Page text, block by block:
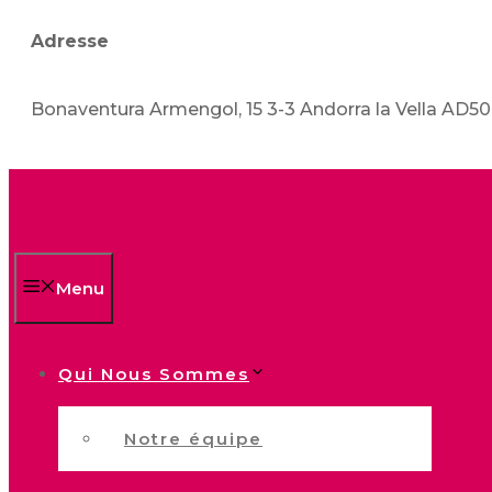
Adresse
Bonaventura Armengol, 15 3-3 Andorra la Vella
Menu
Qui Nous Sommes
Notre équipe